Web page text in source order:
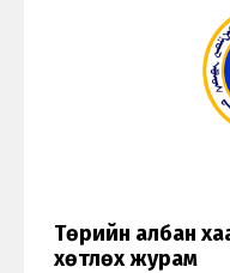
Төрийн албан
хөтлөх журам